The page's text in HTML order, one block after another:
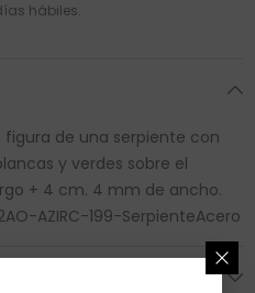
hábiles.
figura de una serpiente con
y verdes sobre el
+ 4 cm. 4 mm de ancho.
AZIRC-199-SerpienteAcero